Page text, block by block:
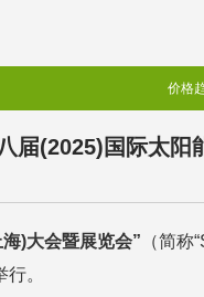
价格
届(2025)国际太阳
)大会暨展览会” （简
。